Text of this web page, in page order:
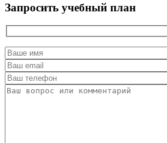
Запросить учебный план